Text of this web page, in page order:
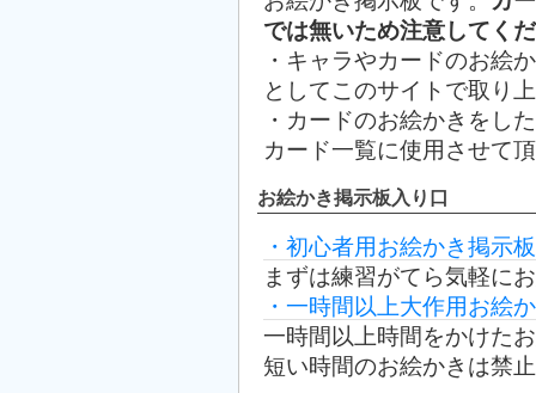
では無いため注意してく
・キャラやカードのお絵
としてこのサイトで取り
・カードのお絵かきをし
カード一覧に使用させて
お絵かき掲示板入り口
・初心者用お絵かき掲示板
まずは練習がてら気軽に
・一時間以上大作用お絵
一時間以上時間をかけた
短い時間のお絵かきは禁